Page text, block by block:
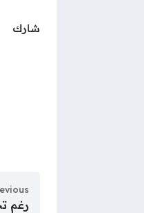
شارك
رغم